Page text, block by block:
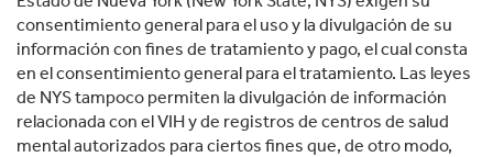
consentimiento general para el uso y la divulgación de su
información con fines de tratamiento y pago, el cual consta
en el consentimiento general para el tratamiento. Las leyes
de NYS tampoco permiten la divulgación de información
relacionada con el VIH y de registros de centros de salud
mental autorizados para ciertos fines que, de otro modo,